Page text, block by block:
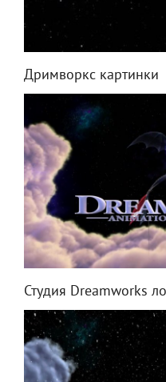
Дримворкс картинки
Студия Dreamworks